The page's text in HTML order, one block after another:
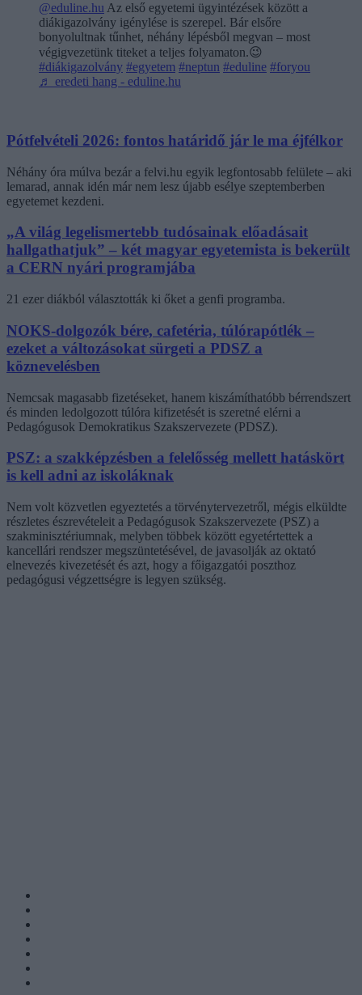
@eduline.hu Az első egyetemi ügyintézések között a
diákigazolvány igénylése is szerepel. Bár elsőre
bonyolultnak tűnhet, néhány lépésből megvan – most
végigvezetünk titeket a teljes folyamaton.😉
#diákigazolvány #egyetem #neptun #eduline #foryou
♬ eredeti hang - eduline.hu
Pótfelvételi 2026: fontos határidő jár le ma éjfélkor
Néhány óra múlva bezár a felvi.hu egyik legfontosabb felülete – aki
lemarad, annak idén már nem lesz újabb esélye szeptemberben
egyetemet kezdeni.
„A világ legelismertebb tudósainak előadásait
hallgathatjuk” – két magyar egyetemista is bekerült
a CERN nyári programjába
21 ezer diákból választották ki őket a genfi programba.
NOKS-dolgozók bére, cafetéria, túlórapótlék –
ezeket a változásokat sürgeti a PDSZ a
köznevelésben
Nemcsak magasabb fizetéseket, hanem kiszámíthatóbb bérrendszert
és minden ledolgozott túlóra kifizetését is szeretné elérni a
Pedagógusok Demokratikus Szakszervezete (PDSZ).
PSZ: a szakképzésben a felelősség mellett hatáskört
is kell adni az iskoláknak
Nem volt közvetlen egyeztetés a törvénytervezetről, mégis elküldte
részletes észrevételeit a Pedagógusok Szakszervezete (PSZ) a
szakminisztériumnak, melyben többek között egyetértettek a
kancellári rendszer megszüntetésével, de javasolják az oktató
elnevezés kivezetését és azt, hogy a főigazgatói poszthoz
pedagógusi végzettségre is legyen szükség.